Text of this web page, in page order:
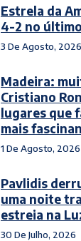
Estrela da
4-2 no
3 De Agosto, 2026
Madeira:
Cristiano
lugares que
mais
1 De Agosto, 2026
Pavlidis
uma noite
estreia na
30 De Julho, 2026